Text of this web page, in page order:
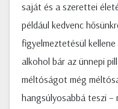
saját és a szerettei
például kedvenc
figyelmeztetésül
alkohol bár az ünnepi
méltóságot még
hangsúlyosabbá teszi –